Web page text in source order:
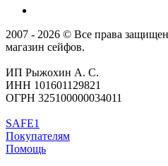
2007 - 2026 © Все права
магазин сейфов.
ИП Рыжохин А. С.
ИНН 101601129821
ОГРН 325100000034011
SAFE1
Покупателям
Помощь